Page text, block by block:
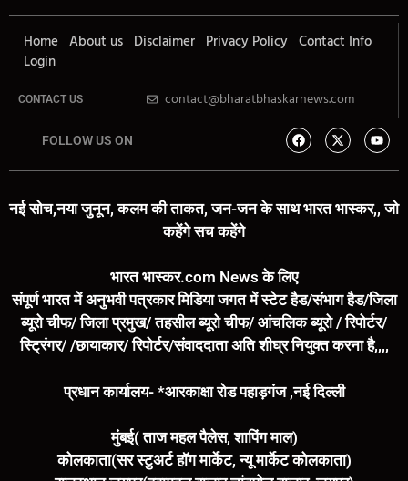
Home About us Disclaimer Privacy Policy Contact Info
Login
CONTACT US contact@bharatbhaskarnews.com
FOLLOW US ON
नई सोच,नया जुनून, कलम की ताकत, जन-जन के साथ भारत भास्कर,, जो
कहेंगे सच कहेंगे
भारत भास्कर.com News के लिए
संपूर्ण भारत में अनुभवी पत्रकार मिडिया जगत में स्टेट हैड/संभाग हैड/जिला
ब्यूरो चीफ/ जिला प्रमुख/ तहसील ब्यूरो चीफ/ आंचलिक ब्यूरो / रिपोर्टर/
स्ट्रिंगर/ /छायाकार/ रिपोर्टर/संवाददाता अति शीघ्र नियुक्त करना है,,,,
प्रधान कार्यालय- *आरकाक्षा रोड पहाड़गंज ,नई दिल्ली
मुंबई( ताज महल पैलेस, शापिंग माल)
कोलकाता(सर स्टुअर्ट हॉग मार्केट, न्यू मार्केट कोलकाता)